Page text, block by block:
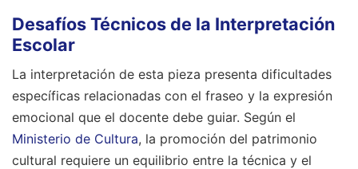
Desafíos Técnicos de la Interpretación
Escolar
La interpretación de esta pieza presenta dificultades
específicas relacionadas con el fraseo y la expresión
emocional que el docente debe guiar. Según el
Ministerio de Cultura, la promoción del patrimonio
cultural requiere un equilibrio entre la técnica y el